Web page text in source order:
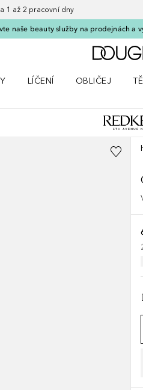
1 až 2 pracovní dny
naše beauty služby na prodejnách a
LÍČENÍ
OBLIČEJ